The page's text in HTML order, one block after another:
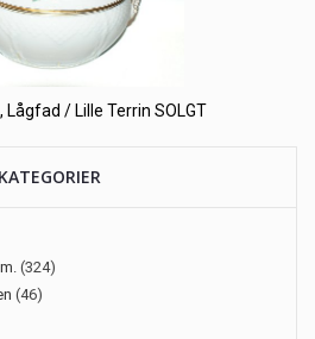
Lågfad / Lille Terrin SOLGT
KATEGORIER
(324)
(46)